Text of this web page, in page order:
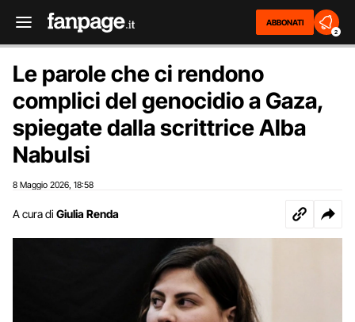
ABBONATI
2
Le parole che ci rendono
complici del genocidio a Gaza,
spiegate dalla scrittrice Alba
Nabulsi
8 Maggio 2026 18:58
A cura di Giulia Renda